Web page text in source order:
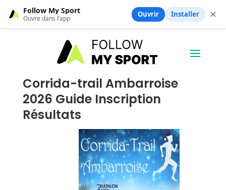
Corrida-trail Ambarroise
2026 Guide Inscription
Résultats
Follow My Sport
Ouvre dans l’app Ouvrir Installer ✕